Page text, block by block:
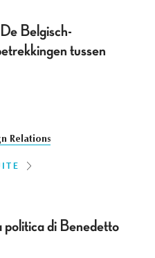
Belgisch-
tussen
Relations
politica di Benedetto